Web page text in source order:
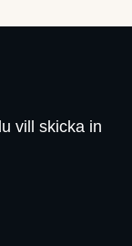
vill skicka in